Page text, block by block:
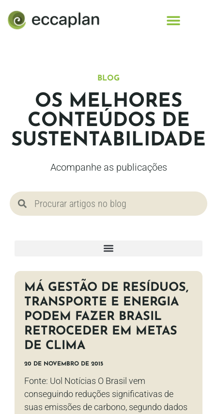
BLOG
OS MELHORES
CONTEÚDOS DE
SUSTENTABILIDADE
Acompanhe as publicações
MÁ GESTÃO DE RESÍDUOS,
TRANSPORTE E ENERGIA
PODEM FAZER BRASIL
RETROCEDER EM METAS
DE CLIMA
20 DE NOVEMBRO DE 2015
Fonte: Uol Notícias O Brasil vem
conseguindo reduções significativas de
suas emissões de carbono, segundo dados